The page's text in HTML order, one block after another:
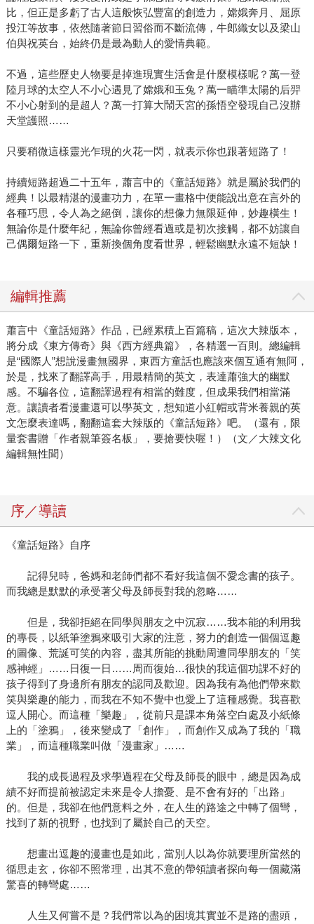
比，但正是多虧了古人這般恢弘豐富的創造力，嫦娥奔月、屈原
投江等故事，依然隨著節日習俗而不斷流傳，牛郎織女以及梁山
伯與祝英台，始終仍是最為動人的愛情典範。
不過，這些歷史人物要是掉進現實生活會是什麼模樣呢？萬一登
陸月球的太空人不小心遇見了嫦娥和玉兔？萬一瞄準太陽的后羿
不小心射到的是超人？萬一打算大鬧天宮的孫悟空發現自己沒辦
天堂護照……
只要稍微這樣靈光乍現的火花一閃，就表示你也跟著短路了！
持續短路超過二十五年，蕭言中的《童話短路》就是屬於我們的
經典！以最精湛的漫畫功力，在單一畫格中便能說出意在言外的
各種巧思，令人為之絕倒，讓你的想像力無限延伸，妙趣橫生！
無論你是什麼年紀，無論你曾經看過或是初次接觸，都不妨讓自
己偶爾短路一下，重新換個角度看世界，輕鬆幽默永遠不短缺！
編輯推薦
蕭言中《童話短路》作品，已經累積上百篇稿，這次大辣版本，
將分成《東方傳奇》與《西方經典篇》，各精選一百則。總編輯
是“國際人”想說漫畫無國界，東西方童話也應該來個互通有無阿，
於是，找來了翻譯高手，用最精簡的英文，表達蕭強大的幽默
感。不騙各位，這翻譯過程有相當的難度，但成果我們相當滿
意。讓讀者看漫畫還可以學英文，想知道小紅帽或背米養親的英
文怎麼表達嗎，翻翻這套大辣版的《童話短路》吧。（還有，限
量套書贈「作者親筆簽名板」，要搶要快喔！）（文／大辣文化
編輯無性聞）
序／導讀
《童話短路》自序
記得兒時，爸媽和老師們都不看好我這個不愛念書的孩子。
而我總是默默的承受著父母及師長對我的忽略……
但是，我卻拒絕在同學與朋友之中沉寂……我本能的利用我
的專長，以紙筆塗鴉來吸引大家的注意，努力的創造一個個逗趣
的圖像、荒誕可笑的內容，盡其所能的挑動周遭同學朋友的「笑
感神經」……日復一日……周而復始…很快的我這個功課不好的
孩子得到了身邊所有朋友的認同及歡迎。因為我有為他們帶來歡
笑與樂趣的能力，而我在不知不覺中也愛上了這種感覺。我喜歡
逗人開心。而這種「樂趣」，從前只是課本角落空白處及小紙條
上的「塗鴉」，後來變成了「創作」，而創作又成為了我的「職
業」，而這種職業叫做「漫畫家」……
我的成長過程及求學過程在父母及師長的眼中，總是因為成
績不好而提前被認定未來是令人擔憂、是不會有好的「出路」
的。但是，我卻在他們意料之外，在人生的路途之中轉了個彎，
找到了新的視野，也找到了屬於自己的天空。
想畫出逗趣的漫畫也是如此，當別人以為你就要理所當然的
循思走玄，你卻不照常理，出其不意的帶領讀者探向每一個藏滿
驚喜的轉彎處……
人生又何嘗不是？我們常以為的困境其實並不是路的盡頭，